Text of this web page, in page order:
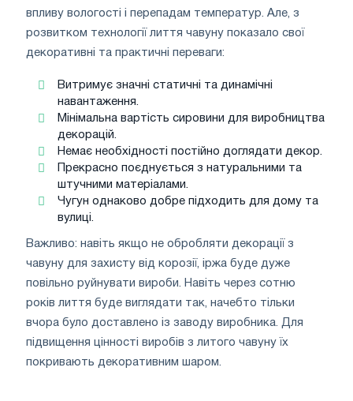
впливу вологості і перепадам температур. Але, з
розвитком технології лиття чавуну показало свої
декоративні та практичні переваги:
Витримує значні статичні та динамічні
навантаження.
Мінімальна вартість сировини для виробництва
декорацій.
Немає необхідності постійно доглядати декор.
Прекрасно поєднується з натуральними та
штучними матеріалами.
Чугун однаково добре підходить для дому та
вулиці.
Важливо: навіть якщо не обробляти декорації з
чавуну для захисту від корозії, іржа буде дуже
повільно руйнувати вироби. Навіть через сотню
років лиття буде виглядати так, начебто тільки
вчора було доставлено із заводу виробника. Для
підвищення цінності виробів з литого чавуну їх
покривають декоративним шаром.